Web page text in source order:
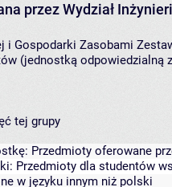
przez Wydział
i Gospodarki Zasobami
(jednostką
tej grupy
Przedmioty oferowane
Przedmioty dla studentów
w języku innym niż polski